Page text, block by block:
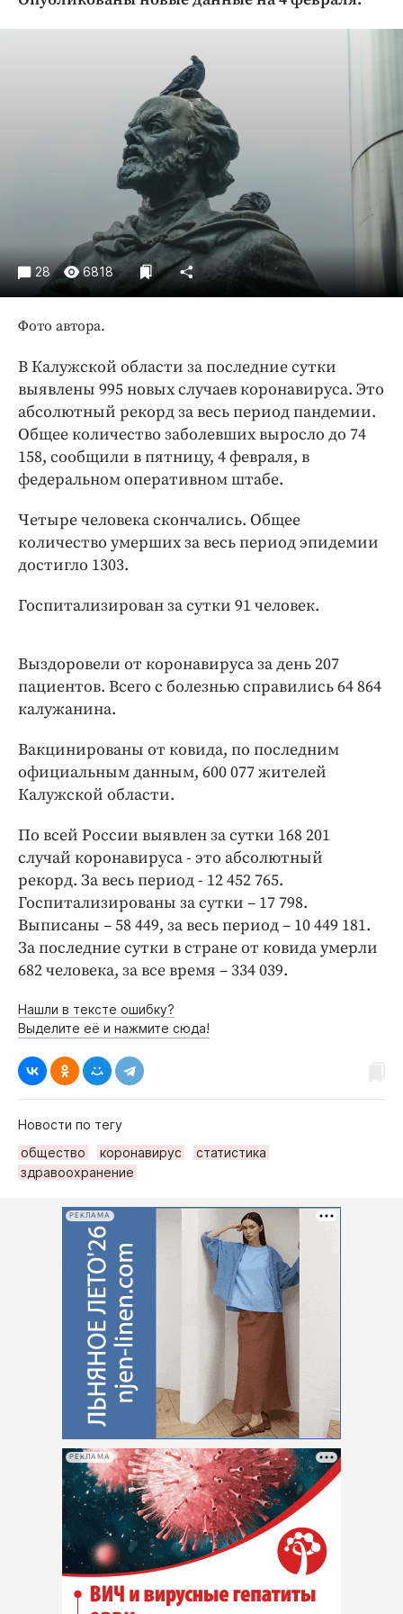
Недвижимость и ЖКХ
Образование
Общество
Праздники
Происшествия
Спорт
Экономика и бизнес
ПРОЕКТЫ
Блоги
Медиаперсона
Интересное чтиво
Клиника года
Бренд года
Работодатель года
28 6818
Фото автора.
В Калужской области за последние сутки
выявлены 995 новых случаев коронавируса. Это
абсолютный рекорд за весь период пандемии.
Общее количество заболевших выросло до 74
158, сообщили в пятницу, 4 февраля, в
федеральном оперативном штабе.
Четыре человека скончались. Общее
количество умерших за весь период эпидемии
достигло 1303.
Госпитализирован за сутки 91 человек.
Выздоровели от коронавируса за день 207
пациентов. Всего с болезнью справились 64 864
калужанина.
Вакцинированы от ковида, по последним
официальным данным, 600 077 жителей
Калужской области.
По всей России выявлен за сутки 168 201
случай коронавируса - это абсолютный
рекорд. За весь период - 12 452 765.
Госпитализированы за сутки – 17 798.
Выписаны – 58 449, за весь период – 10 449 181.
За последние сутки в стране от ковида умерли
682 человека, за все время – 334 039.
Нашли в тексте ошибку?
Выделите её и нажмите сюда!
Новости по тегу
общество
коронавирус
статистика
здравоохранение
РЕКЛАМА
РЕКЛАМА